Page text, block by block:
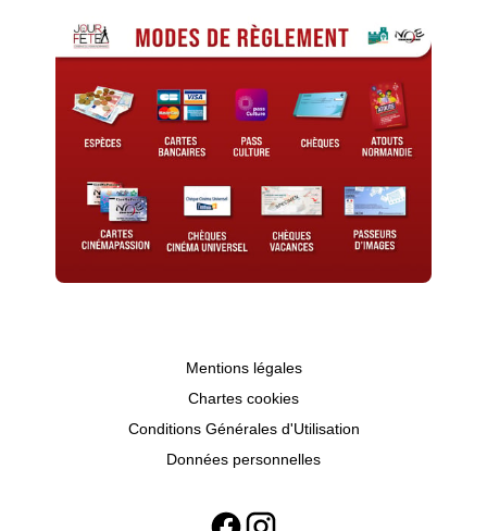
Mentions légales
Chartes cookies
Conditions Générales d'Utilisation
Données personnelles